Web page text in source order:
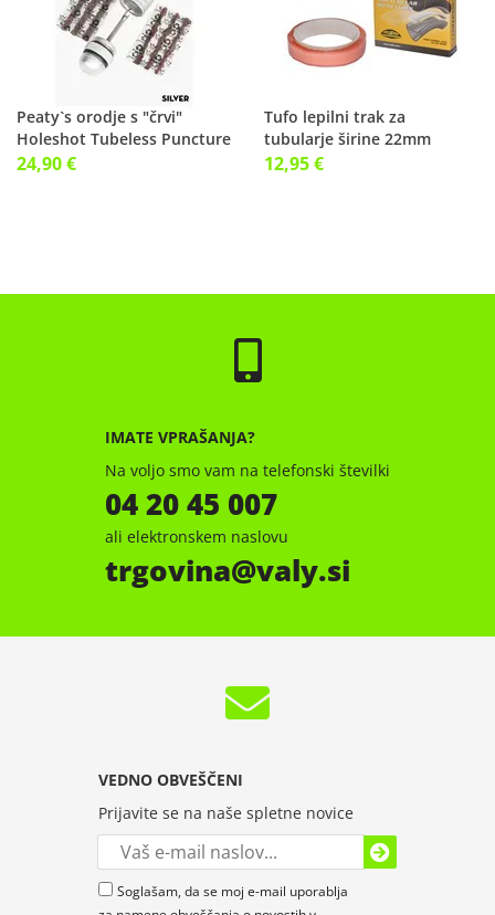
Peaty`s orodje s "črvi"
Holeshot Tubeless Puncture
Plugger
24,90 €
Tufo lepilni trak za
tubularje širine 22mm
12,95 €
IMATE VPRAŠANJA?
Na voljo smo vam na telefonski številki
04 20 45 007
ali elektronskem naslovu
trgovina valy.si
VEDNO OBVEŠČENI
Prijavite se na naše spletne novice
Soglašam, da se moj e-mail uporablja